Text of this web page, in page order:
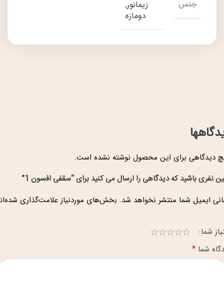
جنس
زیمانور,
دومازه
دیدگاهی برای این محصول نوشته نشده است.
نفری باشید که دیدگاهی را ارسال می کنید برای “سقفی افسون 1”
ایمیل شما منتشر نخواهد شد. بخش‌های موردنیاز علامت‌گذاری
شما
شما *